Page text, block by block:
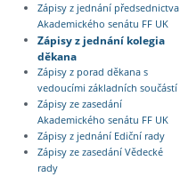
Zápisy z jednání předsednictva
Akademického senátu FF UK
Zápisy z jednání kolegia
děkana
Zápisy z porad děkana s
vedoucími základních součástí
Zápisy ze zasedání
Akademického senátu FF UK
Zápisy z jednání Ediční rady
Zápisy ze zasedání Vědecké
rady